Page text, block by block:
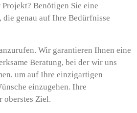
Benötigen Sie eine
genau auf Ihre Bedürfnisse
Wir garantieren Ihnen eine
Beratung, bei der wir uns
um auf Ihre einzigartigen
einzugehen. Ihre
oberstes Ziel.